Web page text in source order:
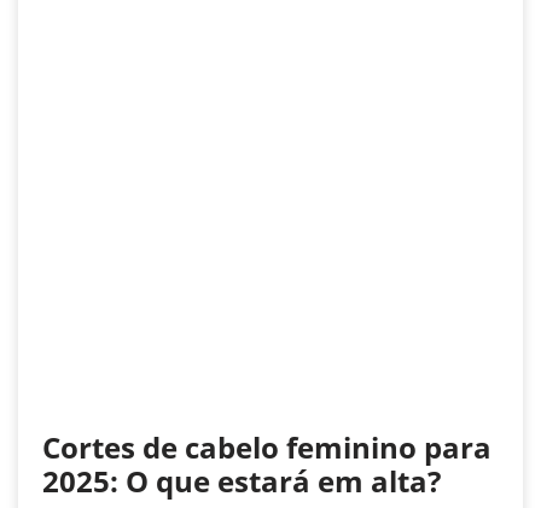
Cortes de cabelo feminino para
2025: O que estará em alta?